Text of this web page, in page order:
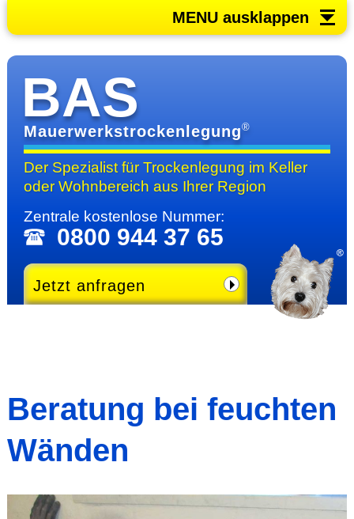
MENU ausklappen
BAS
Mauerwerkstrockenlegung®
Der Spezialist für Trocken­legung im Keller
oder Wohn­bereichaus Ihrer Region
Zentrale kosten­lose Nummer:
0800 944 37 65
Jetzt anfragen
Beratung bei feuchten
Wänden